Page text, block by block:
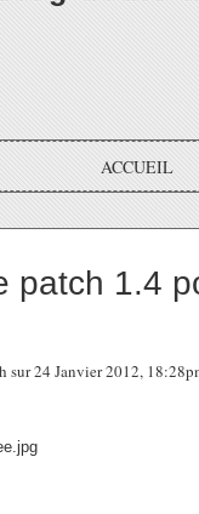
ACCUEIL
patch 1.4
sur 24 Janvier 2012,